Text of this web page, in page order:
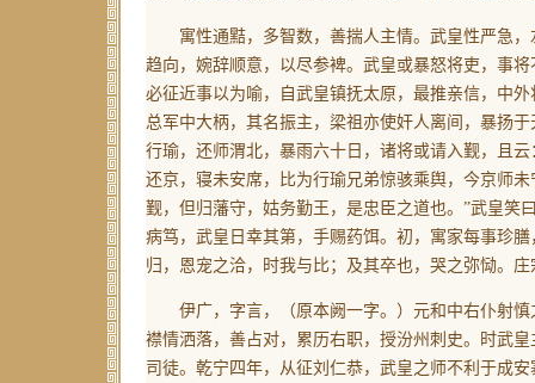
寓性通黠，多智数，善揣人主情。武皇性严急，
趋向，婉辞顺意，以尽参裨。武皇或暴怒将吏，事
必征近事以为喻，自武皇镇抚太原，最推亲信，中
总军中大柄，其名振主，梁祖亦使奸人离间，暴扬
行瑜，还师渭北，暴雨六十日，诸将或请入觐，且
还京，寝未安席，比为行瑜兄弟惊骇乘舆，今京师
觐，但归藩守，姑务勤王，是忠臣之道也。”武皇笑
病笃，武皇日幸其第，手赐药饵。初，寓家每事珍
归，恩宠之洽，时我与比；及其卒也，哭之弥恸。
伊广，字言， （原本阙一字。） 元和中右仆射
襟情洒落，善占对，累历右职，授汾州刺史。时武
司徒。乾宁四年，从征刘仁恭，武皇之师不利于成